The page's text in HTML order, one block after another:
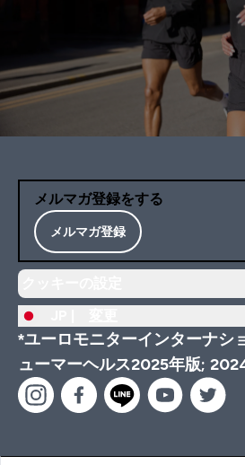
メルマガ登録をする
メルマガ登録
*ユーロモニターインターナシ
ューマーヘルス2025年版;